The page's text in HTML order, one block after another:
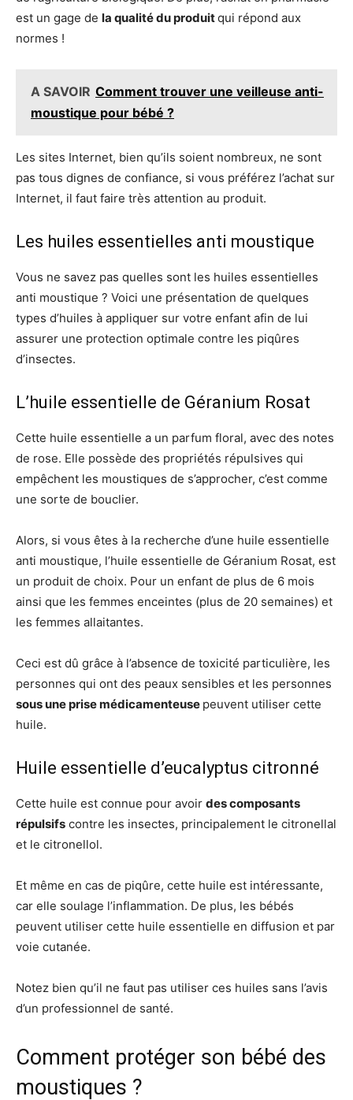
est un gage de la qualité du produitqui répond aux
normes !
A SAVOIR Comment trouver une veilleuse anti-
moustique pour bébé ?
Les sites Internet, bien qu’ils soient nombreux, ne sont
pas tous dignes de confiance, si vous préférez l’achat sur
Internet, il faut faire très attention au produit.
Les huiles essentielles anti moustique
Vous ne savez pas quelles sont les huiles essentielles
anti moustique ? Voici une présentation de quelques
types d’huiles à appliquer sur votre enfant afin de lui
assurer une protection optimale contre les piqûres
d’insectes.
L’huile essentielle de Géranium Rosat
Cette huile essentielle a un parfum floral, avec des notes
de rose. Elle possède des propriétés répulsives qui
empêchent les moustiques de s’approcher, c’est comme
une sorte de bouclier.
Alors, si vous êtes à la recherche d’une huile essentielle
anti moustique, l’huile essentielle de Géranium Rosat, est
un produit de choix. Pour un enfant de plus de 6 mois
ainsi que les femmes enceintes (plus de 20 semaines) et
les femmes allaitantes.
Ceci est dû grâce à l’absence de toxicité particulière, les
personnes qui ont des peaux sensibles et les personnes
sous une prise médicamenteuse peuvent utiliser cette
huile.
Huile essentielle d’eucalyptus citronné
Cette huile est connue pour avoir des composants
répulsifs contre les insectes, principalement le citronellal
et le citronellol.
Et même en cas de piqûre, cette huile est intéressante,
car elle soulage l’inflammation. De plus, les bébés
peuvent utiliser cette huile essentielle en diffusion et par
voie cutanée.
Notez bien qu’il ne faut pas utiliser ces huiles sans l’avis
d’un professionnel de santé.
Comment protéger son bébé des
moustiques ?